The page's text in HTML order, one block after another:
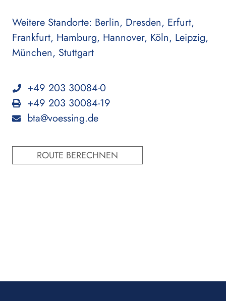
Weitere Standorte: Berlin, Dresden, Erfurt,
Frankfurt, Hamburg, Hannover, Köln, Leipzig,
München, Stuttgart
+49 203 30084-0
+49 203 30084-19
bta@voessing.de
ROUTE BERECHNEN